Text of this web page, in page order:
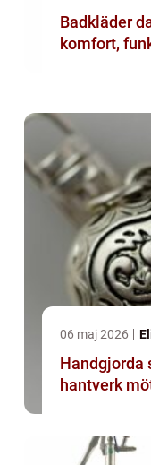
Badkläder
komfort,
06 maj 2026
Handgjorda
hantverk